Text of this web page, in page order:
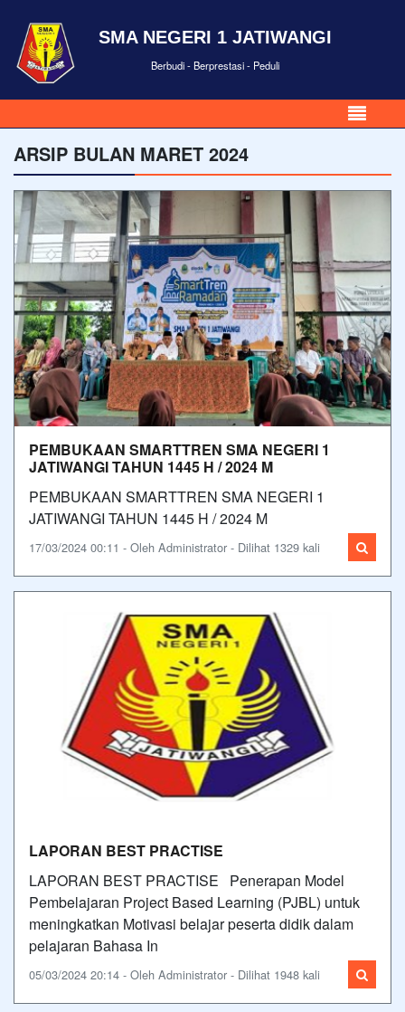
SMA NEGERI 1 JATIWANGI
Berbudi - Berprestasi - Peduli
ARSIP BULAN MARET 2024
PEMBUKAAN SMARTTREN SMA NEGERI 1
JATIWANGI TAHUN 1445 H / 2024 M
PEMBUKAAN SMARTTREN SMA NEGERI 1
JATIWANGI TAHUN 1445 H / 2024 M
17/03/2024 00:11 - Oleh Administrator - Dilihat 1329 kali
LAPORAN BEST PRACTISE
LAPORAN BEST PRACTISE Penerapan Model
Pembelajaran Project Based Learning (PJBL) untuk
meningkatkan Motivasi belajar peserta didik dalam
pelajaran Bahasa In
05/03/2024 20:14 - Oleh Administrator - Dilihat 1948 kali